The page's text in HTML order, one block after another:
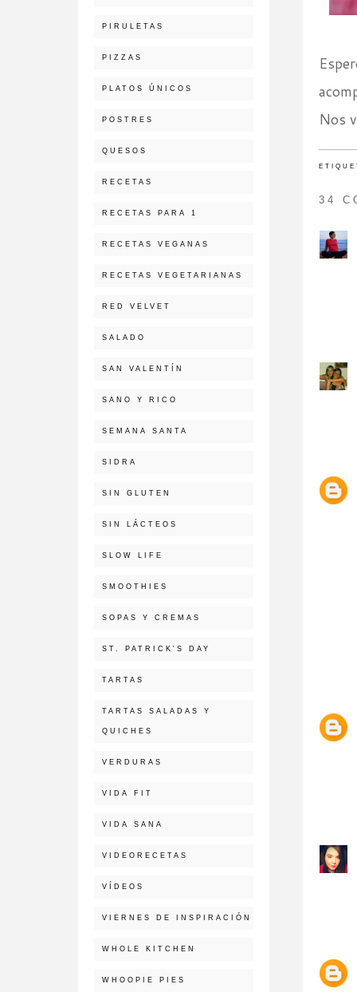
Nos
34
PIRULETAS
PIZZAS
PLATOS ÚNICOS
POSTRES
QUESOS
RECETAS
RECETAS PARA 1
RECETAS VEGANAS
RECETAS VEGETARIANAS
RED VELVET
SALADO
SAN VALENTÍN
SANO Y RICO
SEMANA SANTA
SIDRA
SIN GLUTEN
SIN LÁCTEOS
SLOW LIFE
SMOOTHIES
SOPAS Y CREMAS
ST. PATRICK'S DAY
TARTAS
TARTAS SALADAS Y
QUICHES
VERDURAS
VIDA FIT
VIDA SANA
VIDEORECETAS
VÍDEOS
VIERNES DE INSPIRACIÓN
WHOLE KITCHEN
WHOOPIE PIES